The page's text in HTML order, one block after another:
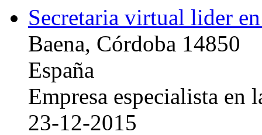
Secretaria virtual lider
Baena, Córdoba 14850
España
Empresa especialista en
23-12-2015